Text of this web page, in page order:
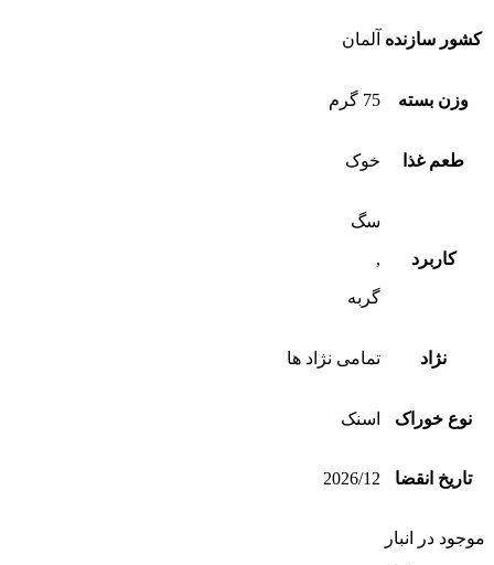
کشور سازنده آلمان
وزن بسته 75 گرم
طعم غذا خوک
کاربرد
سگ
,
گربه
نژاد تمامی نژاد ها
نوع خوراک اسنک
تاریخ انقضا 2026/12
موجود در انبار